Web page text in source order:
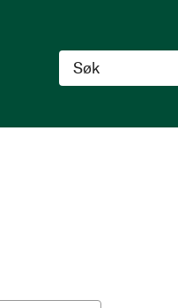
Søk